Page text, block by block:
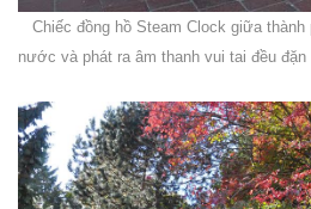
Chiếc đồng hồ Steam Clock giữa thành
nước và phát ra âm thanh vui tai đều đặn